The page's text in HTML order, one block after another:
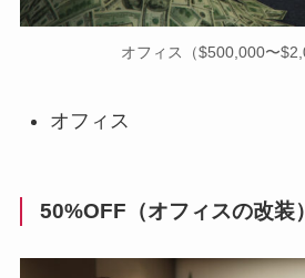
オフィス（$500,000〜
オフィス
50%OFF（オフィスの改装）